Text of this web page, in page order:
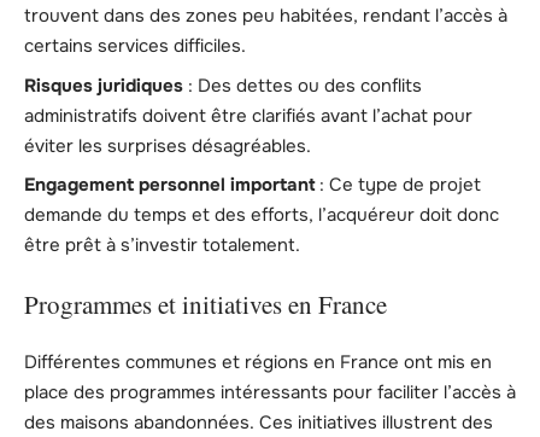
trouvent dans des zones peu habitées, rendant l’accès à
certains services difficiles.
Risques juridiques : Des dettes ou des conflits
administratifs doivent être clarifiés avant l’achat pour
éviter les surprises désagréables.
Engagement personnel important: Ce type de projet
demande du temps et des efforts, l’acquéreur doit donc
être prêt à s’investir totalement.
Programmes et initiatives en France
Différentes communes et régions en France ont mis en
place des programmes intéressants pour faciliter l’accès à
des maisons abandonnées. Ces initiatives illustrent des